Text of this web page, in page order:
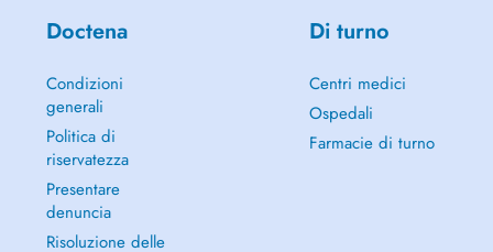
Doctena
Condizioni
generali
Politica di
riservatezza
Presentare
denuncia
Risoluzione delle
Di turno
Centri medici
Ospedali
Farmacie di turno